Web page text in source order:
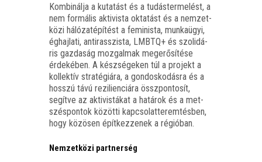
Kom­bi­nál­ja a kuta­tást és a tudás­ter­me­lést, a
nem for­má­lis akti­vis­ta okta­tást és a nem­zet­
kö­zi háló­zat­épí­tést a femi­nis­ta, mun­ka­ügyi,
éghaj­la­ti, anti­rasszis­ta, LMBTQ+ és szo­li­dá­
ris gaz­da­ság moz­gal­mak meg­erő­sí­té­se
érde­ké­ben. A kész­sé­ge­ken túl a pro­jekt a
kol­lek­tív stra­té­gi­á­ra, a gon­dos­ko­dás­ra és a
hosszú távú rezili­en­ci­á­ra össz­pon­to­sít,
segít­ve az akti­vis­tá­kat a hatá­rok és a met­
szés­pon­tok közöt­ti kap­cso­lat­te­rem­tés­ben,
hogy közö­sen épít­kez­ze­nek a régióban.
Nemzetközi partnerség